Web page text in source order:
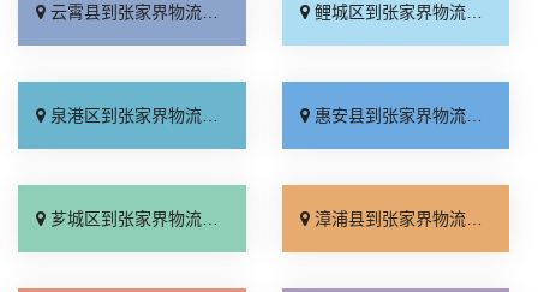
云霄县到张家界物流专线_送货上门「市县闪送」 鲤城区到张家界物流专线_需要几天「合同承运」
泉港区到张家界物流专线_多少公里「来电咨询」 惠安县到张家界物流专线_多少公里「限时必达」
芗城区到张家界物流专线_天天发车「运价行情」 漳浦县到张家界物流专线_全境配送「市县闪送」